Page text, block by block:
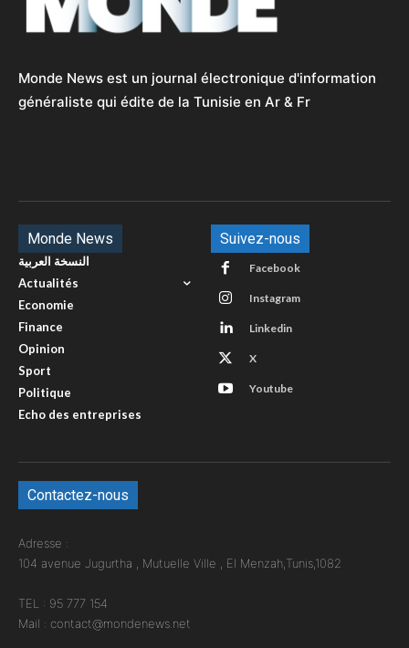
Monde News est un journal électronique d'information
généraliste qui édite de la Tunisie en Ar & Fr
Monde News
النسخة العربية
Actualités
Economie
Finance
Opinion
Sport
Politique
Echo des entreprises
Suivez-nous
Facebook
Instagram
Linkedin
X
Youtube
Contactez-nous
Adresse :
104 avenue Jugurtha , Mutuelle Ville , El Menzah,Tunis,1082
TEL : 95 777 154
Mail : contact@mondenews.net